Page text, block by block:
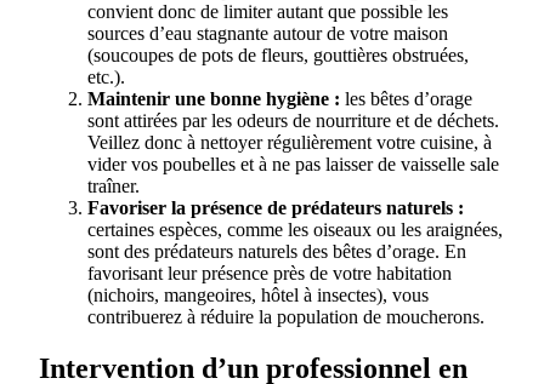
convient donc de limiter autant que possible les
sources d’eau stagnante autour de votre maison
(soucoupes de pots de fleurs, gouttières obstruées,
etc.).
Maintenir une bonne hygiène : les bêtes d’orage
sont attirées par les odeurs de nourriture et de déchets.
Veillez donc à nettoyer régulièrement votre cuisine, à
vider vos poubelles et à ne pas laisser de vaisselle sale
traîner.
Favoriser la présence de prédateurs naturels :
certaines espèces, comme les oiseaux ou les araignées,
sont des prédateurs naturels des bêtes d’orage. En
favorisant leur présence près de votre habitation
(nichoirs, mangeoires, hôtel à insectes), vous
contribuerez à réduire la population de moucherons.
Intervention d’un professionnel en